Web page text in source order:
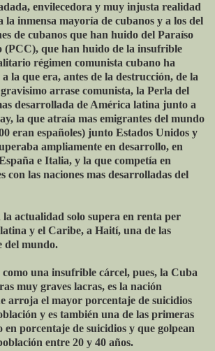
envilecedora y muy injusta realidad
la inmensa mayoría de cubanos y a los del
de cubanos que han huido del Paraíso
(PCC), que han huido de la insufrible
régimen comunista cubano ha
la que era, antes de la destrucción, de la
arrase comunista, la Perla del
desarrollada de América latina junto a
la que atraía mas emigrantes del mundo
eran españoles) junto Estados Unidos y
ampliamente en desarrollo, en
e Italia, y la que competía en
con las naciones mas desarrolladas del
actualidad solo supera en renta per
y el Caribe, a Haití, una de las
del mundo.
una insufrible cárcel, pues, la Cuba
muy graves lacras, es la nación
arroja el mayor porcentaje de suicidios
y es también una de las primeras
en porcentaje de suicidios y que golpean
entre 20 y 40 años.